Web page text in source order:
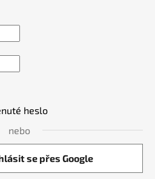
heslo
nebo
se přes Google